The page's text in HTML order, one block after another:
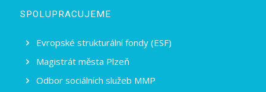
SPOLUPRACUJEME
Evropské strukturální fondy (ESF)
Magistrát města Plzeň
Odbor sociálních služeb MMP